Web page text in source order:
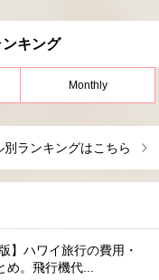
ンキング
Monthly
別ランキングはこちら
】ハワイ旅行の費用・
。飛行機代...